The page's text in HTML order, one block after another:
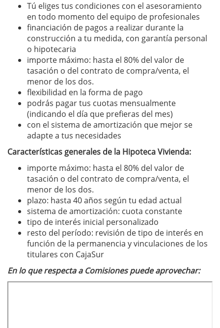
Tú eliges tus condiciones con el asesoramiento
en todo momento del equipo de profesionales
financiación de pagos a realizar durante la
construcción a tu medida, con garantía personal
o hipotecaria
importe máximo: hasta el 80% del valor de
tasación o del contrato de compra/venta, el
menor de los dos.
flexibilidad en la forma de pago
podrás pagar tus cuotas mensualmente
(indicando el día que prefieras del mes)
con el sistema de amortización que mejor se
adapte a tus necesidades
Características generales de la Hipoteca Vivienda:
importe máximo: hasta el 80% del valor de
tasación o del contrato de compra/venta, el
menor de los dos.
plazo: hasta 40 años según tu edad actual
sistema de amortización: cuota constante
tipo de interés inicial personalizado
resto del período: revisión de tipo de interés en
función de la permanencia y vinculaciones de los
titulares con CajaSur
En lo que respecta a Comisiones puede aprovechar: